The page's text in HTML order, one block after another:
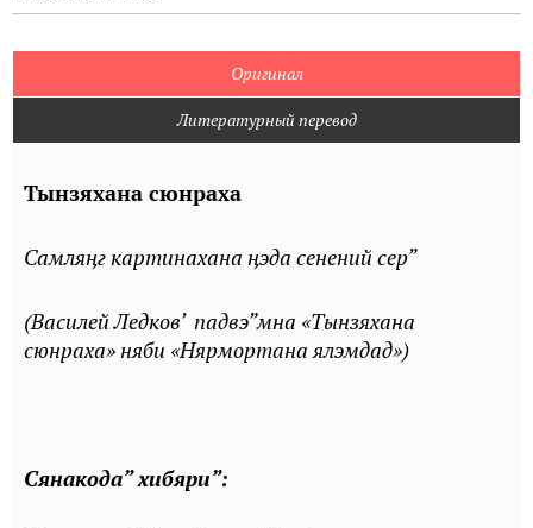
Оригинал
Литературный перевод
Тынзяхана сюнраха
Самляӊг картинахана ӊэда сенений сер”
(Василей Ледков’ падвэ”мна «Тынзяхана
сюнраха» няби «Нярмортана ялэмдад»)
Сянакода” хибяри”: